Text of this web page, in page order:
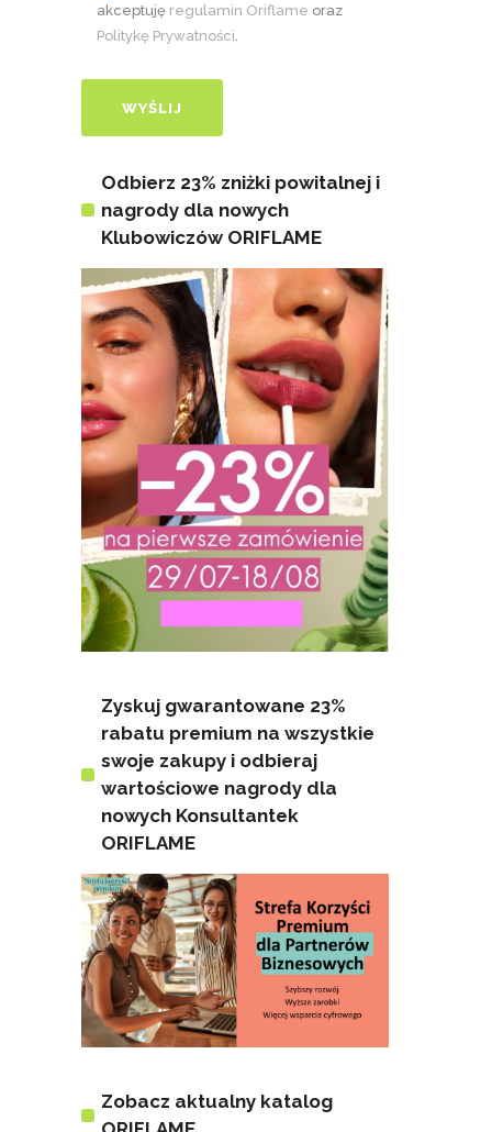
akceptuję regulamin Oriflame oraz
Politykę Prywatności
Odbierz 23% zniżki powitalnej i
nagrody dla nowych
Klubowiczów ORIFLAME
Zyskuj gwarantowane 23%
rabatu premium na wszystkie
swoje zakupy i odbieraj
wartościowe nagrody dla
nowych Konsultantek
ORIFLAME
Zobacz aktualny katalog